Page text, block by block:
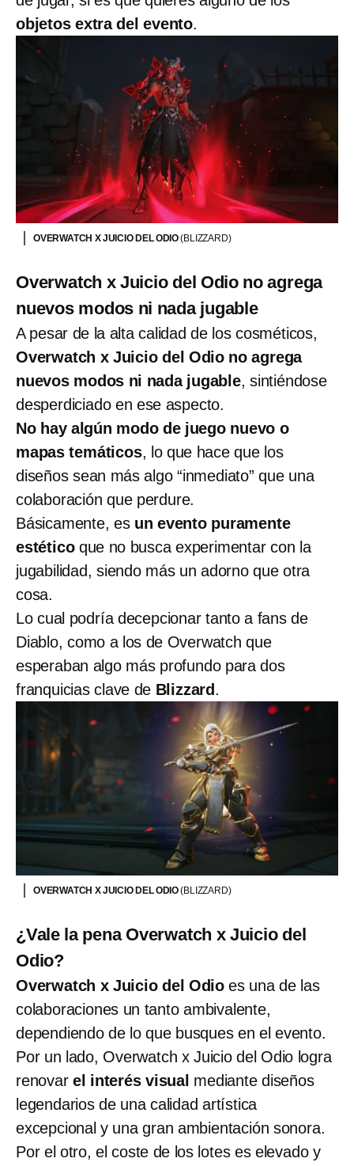
objetos extra del evento.
OVERWATCH X JUICIO DEL ODIO(BLIZZARD)
Overwatch x Juicio del Odio no agrega
nuevos modos ni nada jugable
A pesar de la alta calidad de los cosméticos,
Overwatch x Juicio del Odio no agrega
nuevos modos ni nada jugable, sintiéndose
desperdiciado en ese aspecto.
No hay algún modo de juego nuevo o
mapas temáticos, lo que hace que los
diseños sean más algo “inmediato” que una
colaboración que perdure.
Básicamente, es un evento puramente
estéticoque no busca experimentar con la
jugabilidad, siendo más un adorno que otra
cosa.
Lo cual podría decepcionar tanto a fans de
Diablo, como a los de Overwatch que
esperaban algo más profundo para dos
franquicias clave de Blizzard.
OVERWATCH X JUICIO DEL ODIO(BLIZZARD)
¿Vale la pena Overwatch x Juicio del
Odio?
Overwatch x Juicio del Odio es una de las
colaboraciones un tanto ambivalente,
dependiendo de lo que busques en el evento.
Por un lado, Overwatch x Juicio del Odio logra
renovar el interés visual mediante diseños
legendarios de una calidad artística
excepcional y una gran ambientación sonora.
Por el otro, el coste de los lotes es elevado y